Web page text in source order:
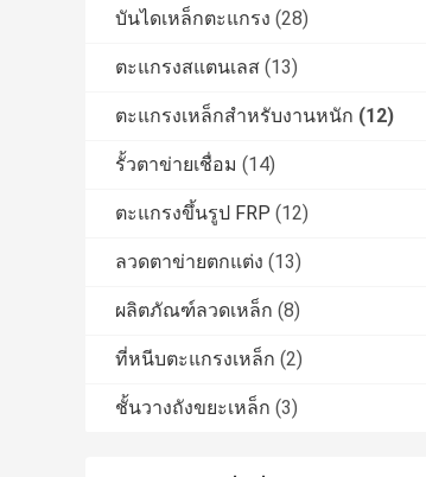
บันไดเหล็กตะแกรง (28)
ตะแกรงสแตนเลส (13)
ตะแกรงเหล็กสำหรับงานหนัก (12)
รั้วตาข่ายเชื่อม (14)
ตะแกรงขึ้นรูป FRP (12)
ลวดตาข่ายตกแต่ง (13)
ผลิตภัณฑ์ลวดเหล็ก (8)
ที่หนีบตะแกรงเหล็ก (2)
ชั้นวางถังขยะเหล็ก (3)